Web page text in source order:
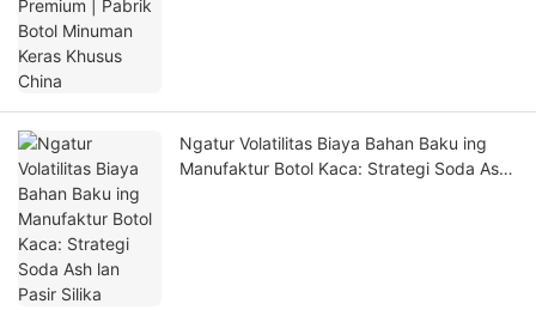
Ngatur Volatilitas Biaya Bahan Baku ing
Manufaktur Botol Kaca: Strategi Soda Ash